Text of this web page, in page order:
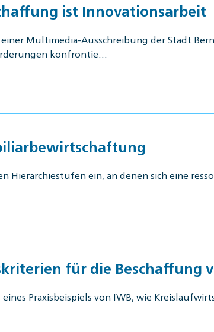
ist Innovationsarbeit
Multimedia-Ausschreibung der Stadt
konfrontie…
Hierarchiestufen ein, an denen sich eine
für die Beschaffung
Praxisbeispiels von IWB, wie